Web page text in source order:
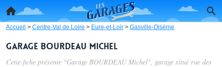
Accueil > Centre-Val de Loire > Eure-et-Loir > Gasville-Oisème
Garage BOURDEAU Michel
Cette fiche présente "Garage BOURDEAU Michel", garage situé rue des